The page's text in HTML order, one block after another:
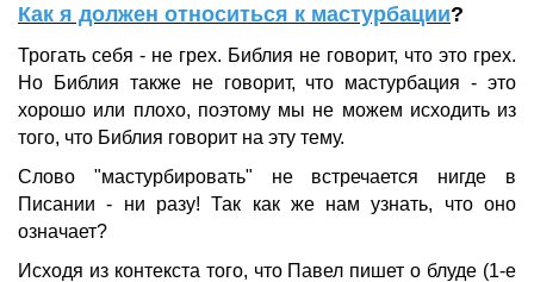
Как я должен относиться к мастурбации?
Трогать себя - не грех. Библия не говорит, что это грех.
Но Библия также не говорит, что мастурбация - это
хорошо или плохо, поэтому мы не можем исходить из
того, что Библия говорит на эту тему.
Слово "мастурбировать" не встречается нигде в
Писании - ни разу!Так как же нам узнать, что оно
означает?
Исходя из контекста того, что Павел пишет о блуде (1-е